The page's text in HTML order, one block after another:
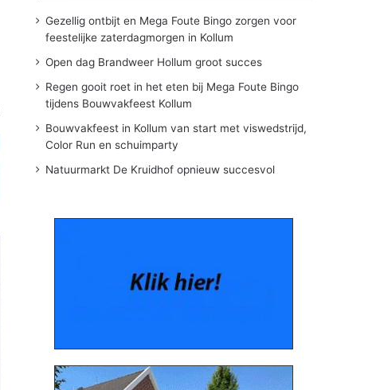
Gezellig ontbijt en Mega Foute Bingo zorgen voor
feestelijke zaterdagmorgen in Kollum
Open dag Brandweer Hollum groot succes
Regen gooit roet in het eten bij Mega Foute Bingo
tijdens Bouwvakfeest Kollum
Bouwvakfeest in Kollum van start met viswedstrijd,
Color Run en schuimparty
Natuurmarkt De Kruidhof opnieuw succesvol